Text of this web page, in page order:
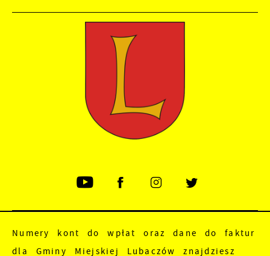
Numery kont do wpłat oraz dane do faktur
dla Gminy Miejskiej Lubaczów znajdziesz